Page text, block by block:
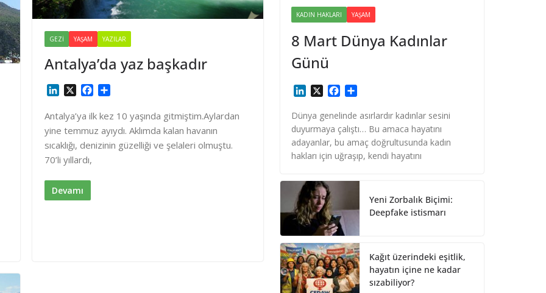
GEZI YAŞAM YAZILAR
Antalya’da yaz başkadır
L
n
k
e
d
I
X
F
c
e
b
o
a
r
e
Antalya’ya ilk kez 10 yaşında gitmiştim.Aylardan
yine temmuz ayıydı. Aklımda kalan havanın
sıcaklığı, denizinin güzelliği ve şelaleri olmuştu.
70’li yıllardı,
Devamı
KADIN HAKLARI YAŞAM
8 Mart Dünya Kadınlar
Günü
n
k
e
d
c
e
b
o
o
a
r
e
Dünya genelinde asırlardır kadınlar sesini
duyurmaya çalıştı… Bu amaca hayatını
adayanlar, bu amaç doğrultusunda kadın
hakları için uğraşıp, kendi hayatını
Yeni Zorbalık Biçimi:
Deepfake istismarı
Kağıt üzerindeki eşitlik,
hayatın içine ne kadar
sızabiliyor?